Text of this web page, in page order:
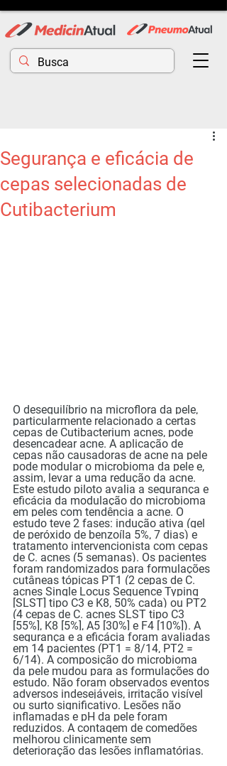
Segurança e eficácia de
cepas selecionadas de
Cutibacterium
O desequilíbrio na microflora da pele,
particularmente relacionado a certas
cepas de Cutibacterium acnes, pode
desencadear acne. A aplicação de
cepas não causadoras de acne na pele
pode modular o microbioma da pele e,
assim, levar a uma redução da acne.
Este estudo piloto avalia a segurança e
eficácia da modulação do microbioma
em peles com tendência a acne. O
estudo teve 2 fases: indução ativa (gel
de peróxido de benzoíla 5%, 7 dias) e
tratamento intervencionista com cepas
de C. acnes (5 semanas). Os pacientes
foram randomizados para formulações
cutâneas tópicas PT1 (2 cepas de C.
acnes Single Locus Sequence Typing
[SLST] tipo C3 e K8, 50% cada) ou PT2
(4 cepas de C. acnes SLST tipo C3
[55%], K8 [5%], A5 [30%] e F4 [10%]). A
segurança e a eficácia foram avaliadas
em 14 pacientes (PT1 = 8/14, PT2 =
6/14). A composição do microbioma
da pele mudou para as formulações do
estudo. Não foram observados eventos
adversos indesejáveis, irritação visível
ou surto significativo. Lesões não
inflamadas e pH da pele foram
reduzidos. A contagem de comedões
melhorou clinicamente sem
deterioração das lesões inflamatórias.